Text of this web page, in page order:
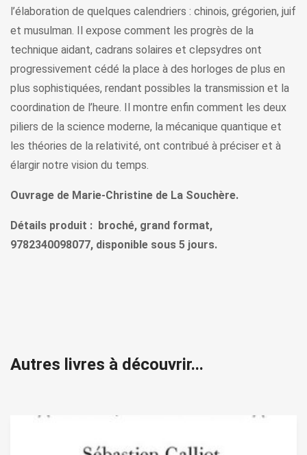
l’élaboration de quelques calendriers : chinois, grégorien, juif
et musulman. Il expose comment les progrès de la
technique aidant, cadrans solaires et clepsydres ont
progressivement cédé la place à des horloges de plus en
plus sophistiquées, rendant possibles la transmission et la
coordination de l’heure. Il montre enfin comment les deux
piliers de la science moderne, la mécanique quantique et
les théories de la relativité, ont contribué à préciser et à
élargir notre vision du temps.
Ouvrage de Marie-Christine de La Souchère.
Détails produit : broché, grand format,
9782340098077, disponible sous 5 jours.
Autres livres à découvrir...